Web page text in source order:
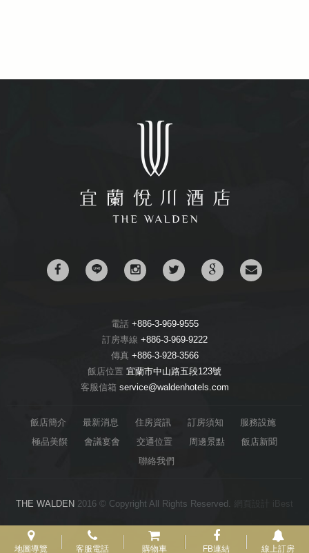
地圖導覽 客服電話 購物車 FB連結 線上訂房
電話 +886-3-969-9555
訂房專線 +886-3-969-9222
傳真 +886-3-928-3566
飯店位置 宜蘭市中山路五段123號
客服信箱 service@waldenhotels.com
飯店簡介 最新消息 住房資訊 訂房須知
服務設施
極品美饌
會議宴會 交通位置 周邊景點
飯店新聞
聯絡我們
THE WALDEN 2016 © Copyright All Rights Reserved. iBest